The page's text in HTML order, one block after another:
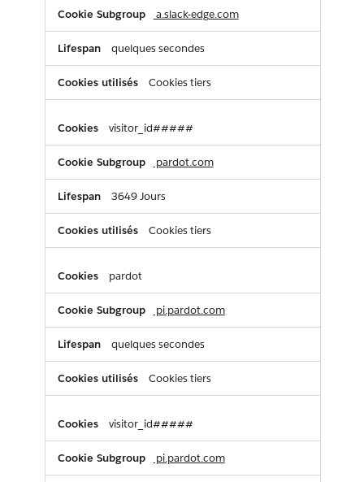
a.slack-edge.com
quelques secondes
Cookies tiers
visitor_id#####
pardot.com
3649 Jours
Cookies tiers
pardot
pi.pardot.com
quelques secondes
Cookies tiers
visitor_id#####
pi.pardot.com